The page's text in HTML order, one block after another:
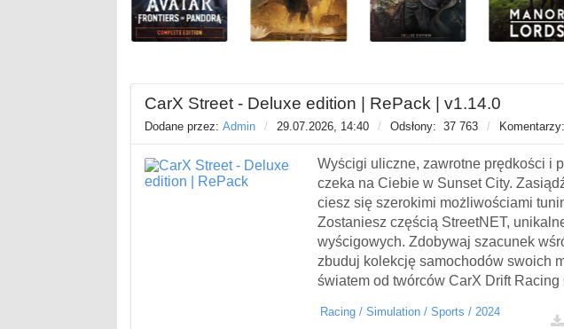
CarX Street - Deluxe edition | RePack | v1.14.0
Dodane przez: Admin / 29.07.2026, 14:40 / Odsłony: 37 763 / Komentarzy:
Wyścigi uliczne, zawrotne prędkości i
czeka na Ciebie w Sunset City.
ciesz się szerokimi możliwościami
Zostaniesz częścią StreetNET,
wyścigowych. Zdobywaj szacunek
zbuduj kolekcję samochodów swoich
światem od twórców CarX Drift Racing
Racing / Simulation / Sports / 2024